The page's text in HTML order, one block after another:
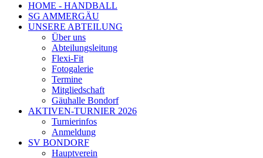
HOME - HANDBALL
SG AMMERGÄU
UNSERE ABTEILUNG
Über uns
Abteilungsleitung
Flexi-Fit
Fotogalerie
Termine
Mitgliedschaft
Gäuhalle Bondorf
AKTIVEN-TURNIER 2026
Turnierinfos
Anmeldung
SV BONDORF
Hauptverein